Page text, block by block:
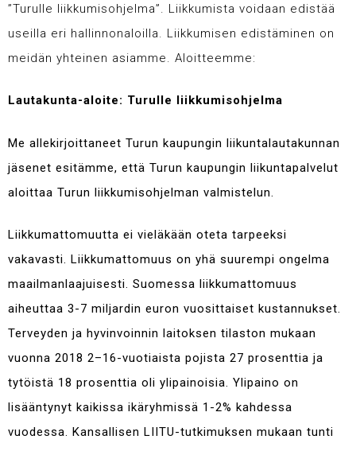
”Turulle liikkumisohjelma”. Liikkumista voidaan edistää
useilla eri hallinnonaloilla. Liikkumisen edistäminen on
meidän yhteinen asiamme. Aloitteemme:
Lautakunta-aloite: Turulle liikkumisohjelma
Me allekirjoittaneet Turun kaupungin liikuntalautakunnan
jäsenet esitämme, että Turun kaupungin liikuntapalvelut
aloittaa Turun liikkumisohjelman valmistelun.
Liikkumattomuutta ei vieläkään oteta tarpeeksi
vakavasti. Liikkumattomuus on yhä suurempi ongelma
maailmanlaajuisesti. Suomessa liikkumattomuus
aiheuttaa 3-7 miljardin euron vuosittaiset kustannukset.
Terveyden ja hyvinvoinnin laitoksen tilaston mukaan
vuonna 2018 2–16-vuotiaista pojista 27 prosenttia ja
tytöistä 18 prosenttia oli ylipainoisia. Ylipaino on
lisääntynyt kaikissa ikäryhmissä 1-2% kahdessa
vuodessa. Kansallisen LIITU-tutkimuksen mukaan tunti